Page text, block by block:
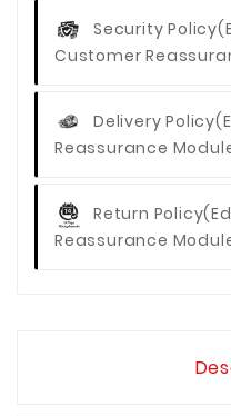
Security Policy
Customer
Delivery Policy
Reassurance
Return Policy
Reassurance